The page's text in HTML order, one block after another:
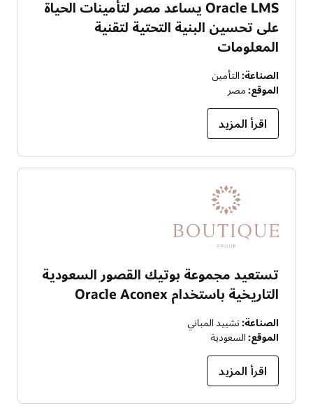
Oracle LMS يساعد مصر لتأمينات الحياة
على تحسين البنية التحتية لتقنية
المعلومات
الصناعة: التأمين
الموقع: مصر
اقرأ المزيد
تستعيد مجموعة بوتيك القصور السعودية
التاريخية باستخدام Oracle Aconex
الصناعة:تشييد المباني
الموقع: السعودية
اقرأ المزيد